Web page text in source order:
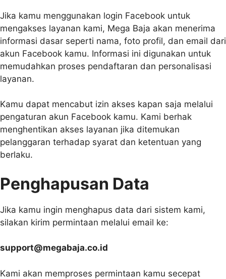
Jika kamu menggunakan login Facebook untuk
mengakses layanan kami, Mega Baja akan menerima
informasi dasar seperti nama, foto profil, dan email dari
akun Facebook kamu. Informasi ini digunakan untuk
memudahkan proses pendaftaran dan personalisasi
layanan.
Kamu dapat mencabut izin akses kapan saja melalui
pengaturan akun Facebook kamu. Kami berhak
menghentikan akses layanan jika ditemukan
pelanggaran terhadap syarat dan ketentuan yang
berlaku.
Penghapusan Data
Jika kamu ingin menghapus data dari sistem kami,
silakan kirim permintaan melalui email ke:
support@megabaja.co.id
Kami akan memproses permintaan kamu secepat